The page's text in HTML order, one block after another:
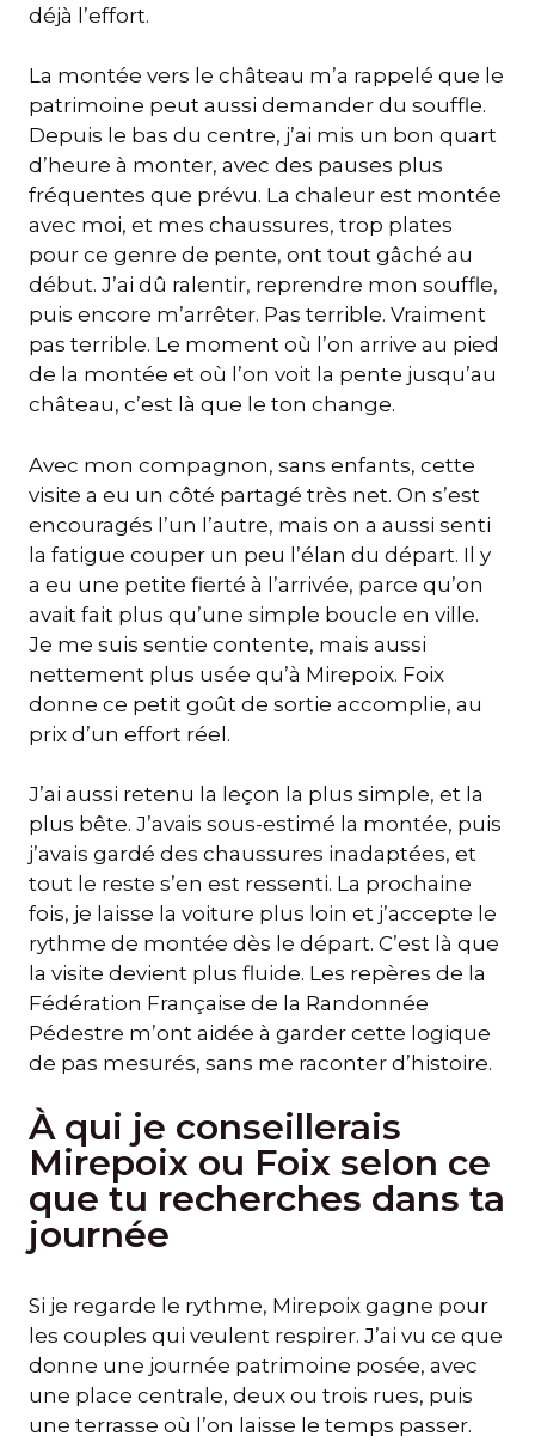
déjà l’effort.
La montée vers le château m’a rappelé que le
patrimoine peut aussi demander du souffle.
Depuis le bas du centre, j’ai mis un bon quart
d’heure à monter, avec des pauses plus
fréquentes que prévu. La chaleur est montée
avec moi, et mes chaussures, trop plates
pour ce genre de pente, ont tout gâché au
début. J’ai dû ralentir, reprendre mon souffle,
puis encore m’arrêter. Pas terrible. Vraiment
pas terrible. Le moment où l’on arrive au pied
de la montée et où l’on voit la pente jusqu’au
château, c’est là que le ton change.
Avec mon compagnon, sans enfants, cette
visite a eu un côté partagé très net. On s’est
encouragés l’un l’autre, mais on a aussi senti
la fatigue couper un peu l’élan du départ. Il y
a eu une petite fierté à l’arrivée, parce qu’on
avait fait plus qu’une simple boucle en ville.
Je me suis sentie contente, mais aussi
nettement plus usée qu’à Mirepoix. Foix
donne ce petit goût de sortie accomplie, au
prix d’un effort réel.
J’ai aussi retenu la leçon la plus simple, et la
plus bête. J’avais sous-estimé la montée, puis
j’avais gardé des chaussures inadaptées, et
tout le reste s’en est ressenti. La prochaine
fois, je laisse la voiture plus loin et j’accepte le
rythme de montée dès le départ. C’est là que
la visite devient plus fluide. Les repères de la
Fédération Française de la Randonnée
Pédestre m’ont aidée à garder cette logique
de pas mesurés, sans me raconter d’histoire.
À qui je conseillerais
Mirepoix ou Foix selon ce
que tu recherches dans ta
journée
Si je regarde le rythme, Mirepoix gagne pour
les couples qui veulent respirer. J’ai vu ce que
donne une journée patrimoine posée, avec
une place centrale, deux ou trois rues, puis
une terrasse où l’on laisse le temps passer.